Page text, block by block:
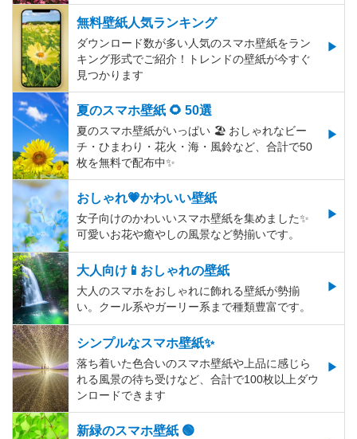
無料壁紙人気ランキング
ダウンロード数が多い人気のスマホ壁紙をラン
キング形式でご紹介！トレンドの壁紙が今すぐ
見つかります
夏のスマホ壁紙 🌻 50選
夏のスマホ壁紙がいっぱい 🏖 おしゃれなビー
チ・ひまわり・花火・海・風鈴など、合計で50
枚を無料で配布中✨
おしゃれ💗かわいい壁紙
女子向けのかわいいスマホ壁紙を集めました✨
可愛いお花や癒やしの風景など勢揃いです。
大人向け📱おしゃれの壁紙
大人のスマホをおしゃれに飾れる壁紙が勢揃
い。クール系やガーリー系まで種類豊富です。
シンプルなスマホ壁紙✨
落ち着いた色合いのスマホ壁紙や上品に感じら
れる風景の待ち受けなど、合計で100枚以上ダウ
ンロードできます
新緑のスマホ壁紙 🟢